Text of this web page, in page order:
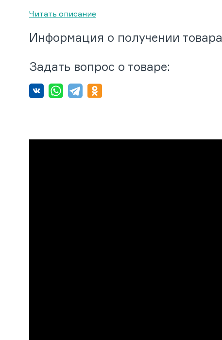
Читать описание
Информация о получении товара
Задать вопрос о товаре: